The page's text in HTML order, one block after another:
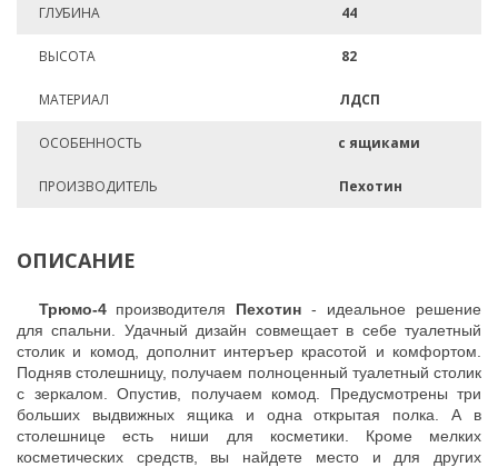
ГЛУБИНА 44
ВЫСОТА 82
МАТЕРИАЛ ЛДСП
ОСОБЕННОСТЬ с ящиками
ПРОИЗВОДИТЕЛЬ Пехотин
ОПИСАНИЕ
Трюмо-4 производителя Пехотин - идеальное решение
для спальни. Удачный дизайн совмещает в себе туалетный
столик и комод, дополнит интеръер красотой и комфортом.
Подняв столешницу, получаем полноценный туалетный столик
с зеркалом. Опустив, получаем комод. Предусмотрены три
больших выдвижных ящика и одна открытая полка. А в
столешнице есть ниши для косметики. Кроме мелких
косметических средств, вы найдете место и для других